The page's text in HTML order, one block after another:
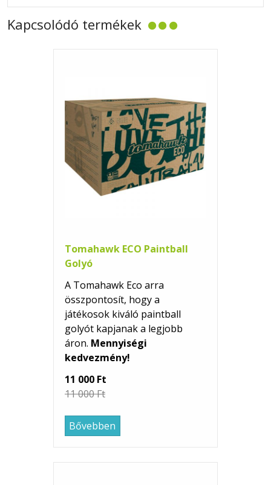
Kapcsolódó termékek
Tomahawk ECO Paintball
Golyó
A Tomahawk Eco arra
összpontosít, hogy a
játékosok kiváló paintball
golyót kapjanak a legjobb
áron. Mennyiségi
kedvezmény!
11 000 Ft
11 000 Ft
Bővebben